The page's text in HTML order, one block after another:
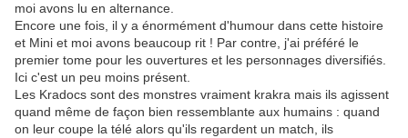
moi avons lu en alternance.
Encore une fois, il y a énormément d'humour dans cette histoire
et Mini et moi avons beaucoup rit ! Par contre, j'ai préféré le
premier tome pour les ouvertures et les personnages diversifiés.
Ici c'est un peu moins présent.
Les Kradocs sont des monstres vraiment krakra mais ils agissent
quand même de façon bien ressemblante aux humains : quand
on leur coupe la télé alors qu'ils regardent un match, ils